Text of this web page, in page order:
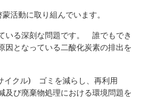
活動に取り組んでいます。
いる深刻な問題です。 誰でもでき
因となっている二酸化炭素の排出を
イクル) ゴミを減らし、再利用
及び廃棄物処理における環境問題を